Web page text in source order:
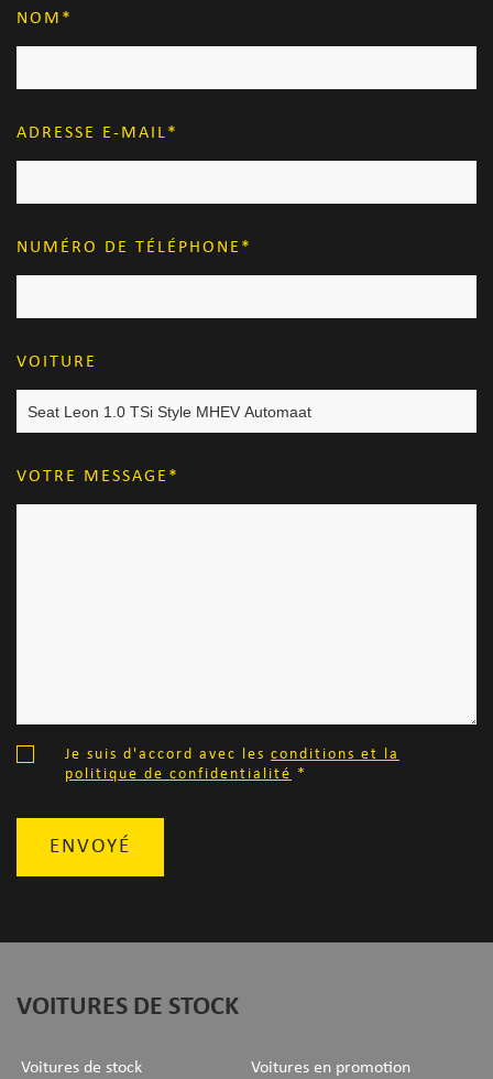
NOM
ADRESSE E-MAIL
NUMÉRO DE TÉLÉPHONE
VOITURE
VOTRE MESSAGE
Je suis d'accord avec les conditions et la
politique de confidentialité *
ENVOYÉ
VOITURES DE STOCK
Voitures de stock Voitures en promotion